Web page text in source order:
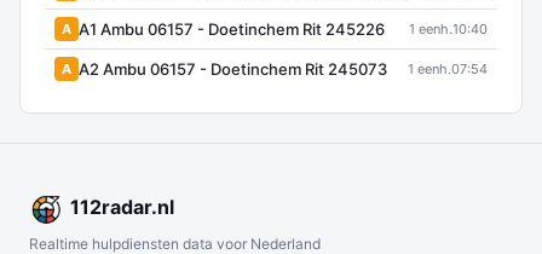
A A1 Ambu 06157 - Doetinchem Rit 245226 1 eenh.10:40
A A2 Ambu 06157 - Doetinchem Rit 245073 1 eenh.07:54
112radar.nl
Realtime hulpdiensten data voor Nederland